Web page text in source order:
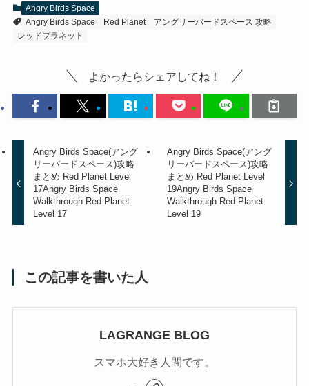
Angry Birds Space
Angry Birds Space
Red Planet
アングリーバードスペース 攻略
レッドプラネット
よかったらシェアしてね！
Angry Birds Space(アング
リーバードスペース)攻略
まとめ Red Planet Level
17Angry Birds Space
Walkthrough Red Planet
Level 17
Angry Birds Space(アング
リーバードスペース)攻略
まとめ Red Planet Level
19Angry Birds Space
Walkthrough Red Planet
Level 19
この記事を書いた人
LAGRANGE BLOG
スマホ大好き人間です。